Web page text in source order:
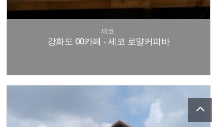
세코
강화도 00카페 - 세코 로얄커피바